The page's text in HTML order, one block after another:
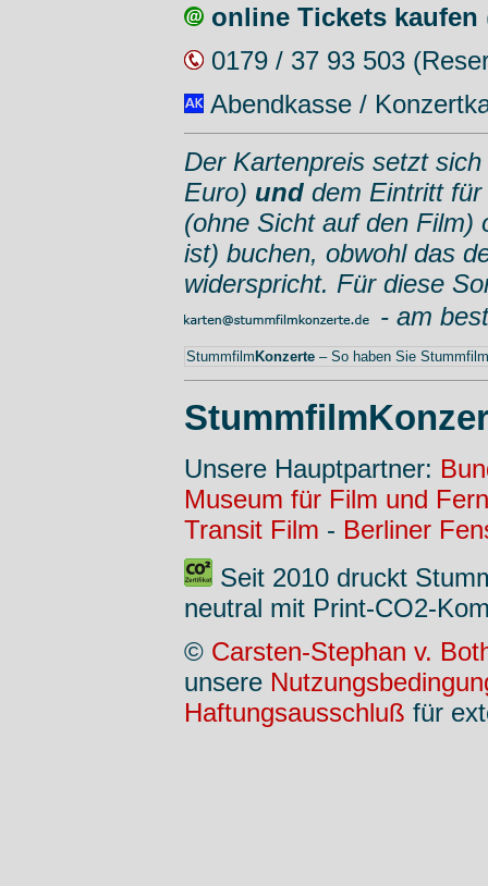
online Tickets kaufen
0179 / 37 93 503
Abendkasse /
Der Kartenpreis setzt
Euro) und dem Eintritt
(ohne Sicht auf den Film)
ist) buchen, obwohl das
widerspricht. Für diese
- am
StummfilmKonzerte – So haben Sie
Unsere Hauptpartner:
Museum für Film und
Transit Film - Berliner
Seit 2010 druckt
neutral mit Print-CO2-
© Carsten-Stephan v.
unsere
Haftungsausschluß für